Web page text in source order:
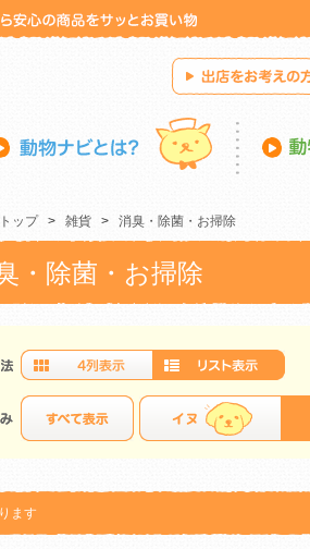
ップ > 雑貨 > 消臭・除菌・お掃除
・除菌・お掃除
ます